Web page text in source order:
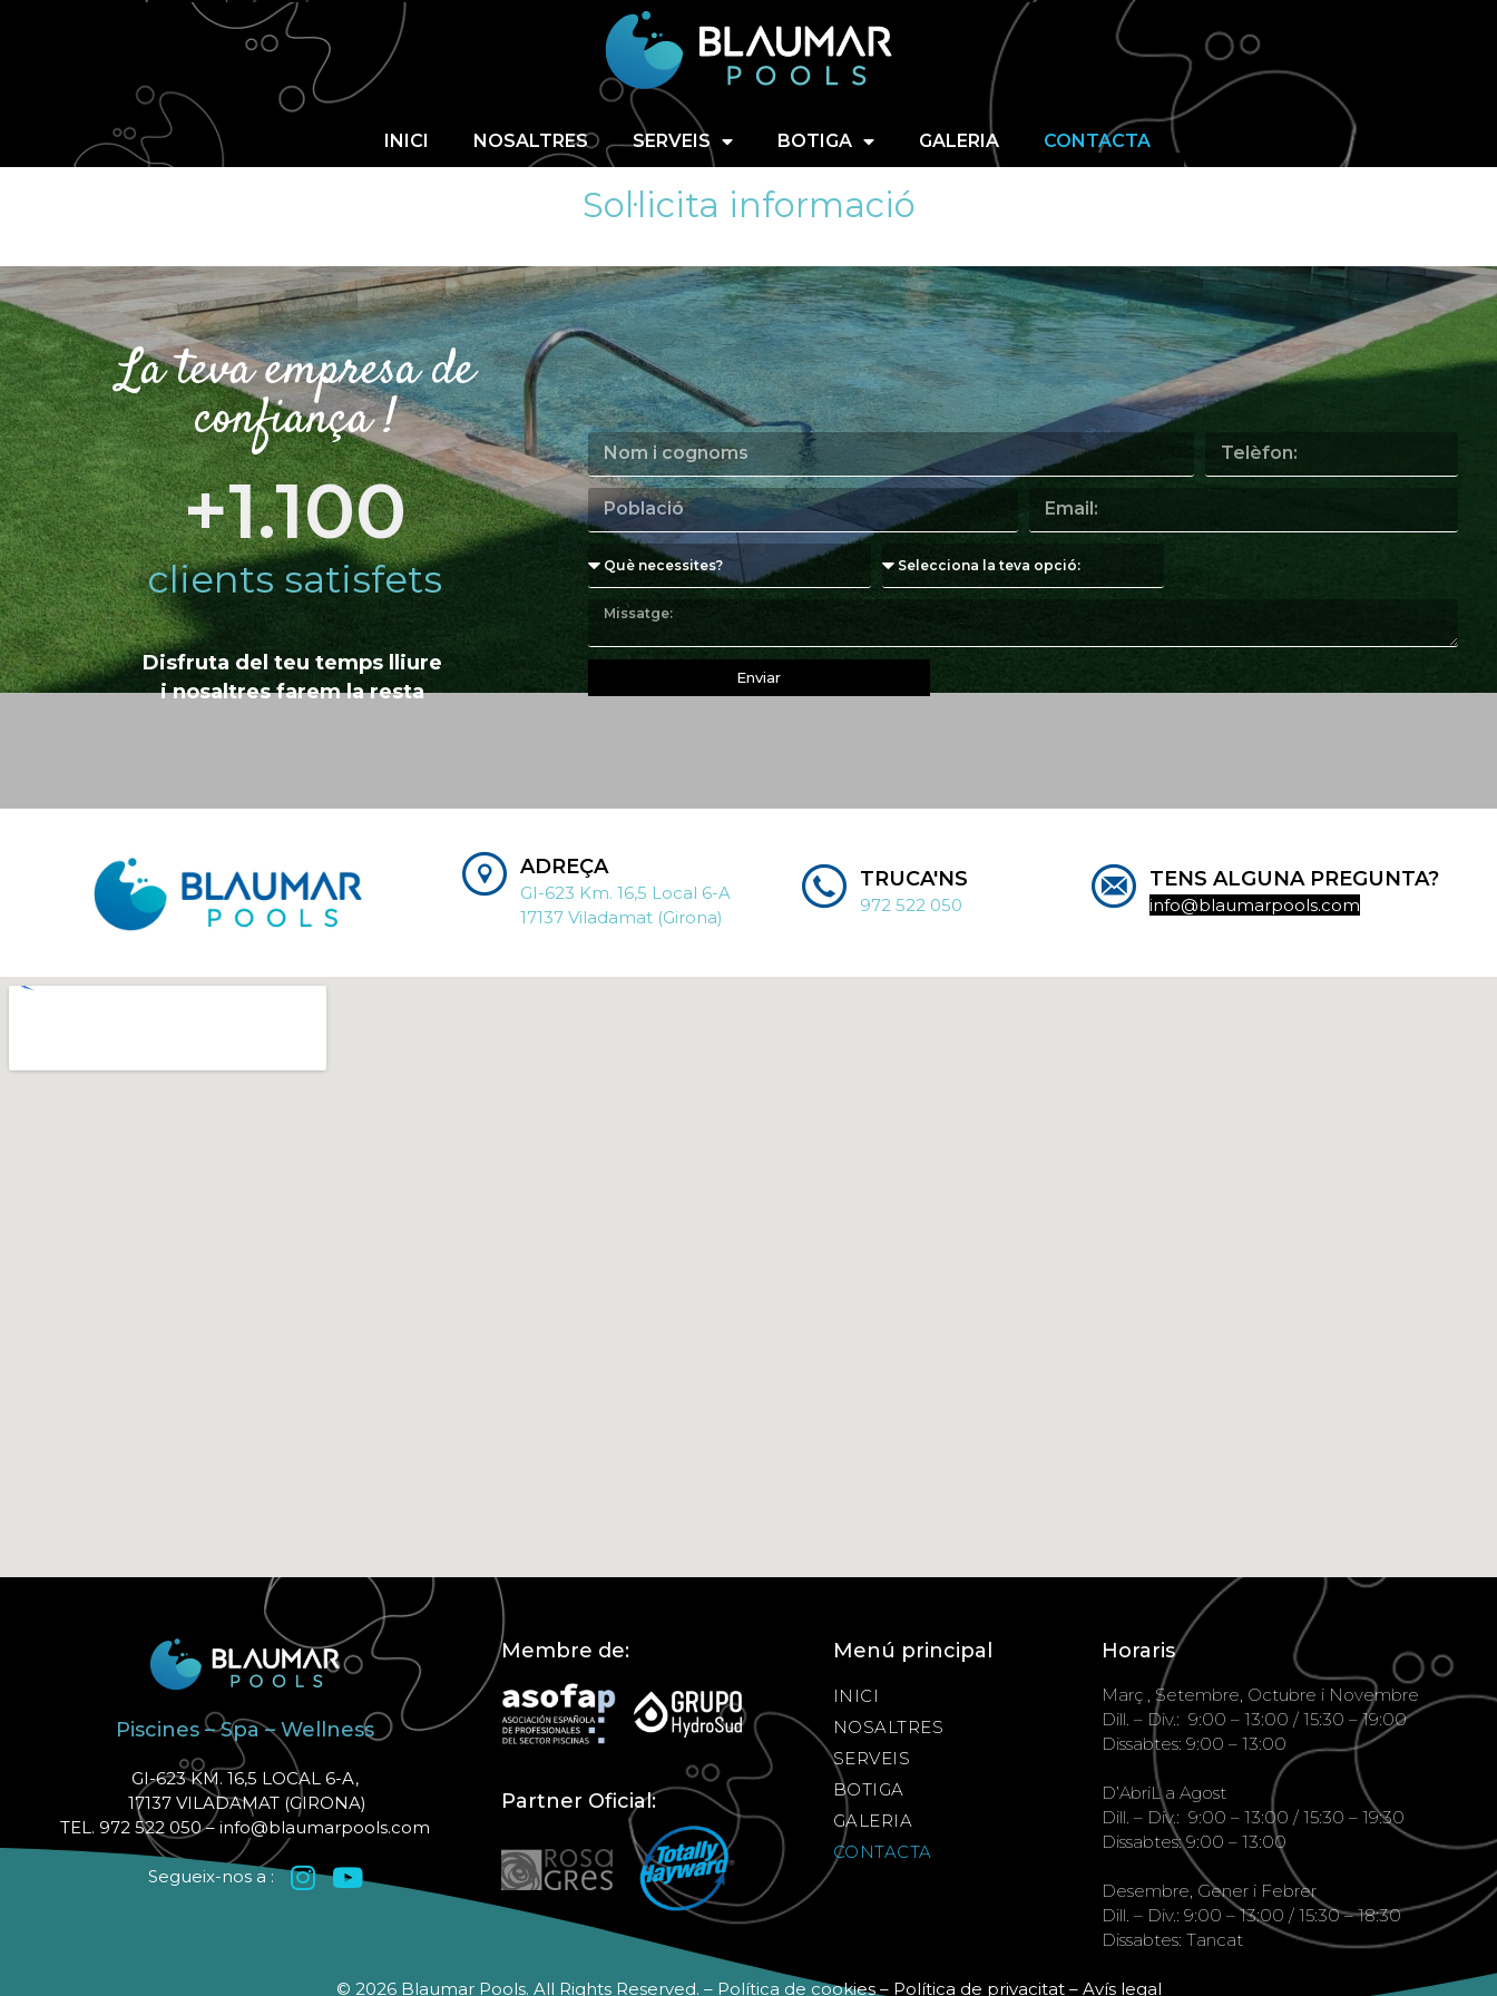
NOSALTRES SERVEIS BOTIGA GALERIA
INICI NOSALTRES SERVEIS BOTIGA GALERIA CONTACTA
Sol·licita informació
La teva empresa de
confiança !
clients satisfets
+1.100
Disfruta de l teu temps lliure
i nosaltres farem la resta
Enviar
ADREÇA
GI-623 Km. 16,5 Local 6-A
17137 Viladamat (Girona)
TRUCA'NS
972 522 050
TENS ALGUNA PREGUNTA?
info@blaumarpools.com
Piscines – Spa – Wellness
GI-623 KM. 16,5 LOCAL 6-A,
17137 VILADAMAT (GIRONA)
TEL. 972 522 050 – info@blaumarpools.com
Segueix-nos a :
Membre de:
Partner Oficial:
Menú principal
INICI
NOSALTRES
SERVEIS
BOTIGA
GALERIA
CONTACTA
Horaris
Març , Setembre, Octubre i Novembre
Dill. – Div.: 9:00 – 13:00 / 15:30 – 19:00
Dissabtes: 9:00 – 13:00
D’AbriL a Agost
Dill. – Div.: 9:00 – 13:00 / 15:30 – 19:30
Dissabtes: 9:00 – 13:00
Desembre, Gener i Febrer
Dill. – Div.: 9:00 – 13:00 / 15:30 – 18:30
Dissabtes: Tancat
© 2026 Blaumar Pools. All Rights Reserved. – Política de cookies – Política de privacitat– Avís legal